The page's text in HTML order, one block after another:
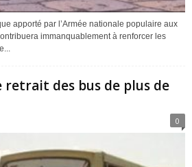
apporté par l’Armée nationale populaire aux
immanquablement à renforcer les
retrait des bus de plus de
0